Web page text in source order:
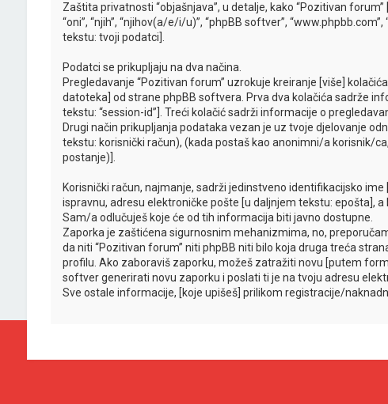
Zaštita privatnosti “objašnjava”, u detalje, kako “Pozitivan
“oni”, “njih”, “njihov(a/e/i/u)”, “phpBB softver”,
tekstu: tvoji podatci].
Podatci se prikupljaju na dva načina.
Pregledavanje “Pozitivan forum” uzrokuje kreiranje [više]
datoteka] od strane phpBB softvera. Prva dva kolačića sadrže
tekstu: “session-id”]. Treći kolačić sadrži informacije o
Drugi način prikupljanja podataka vezan je uz tvoje djelovanje
tekstu: korisnički račun), (kada postaš kao anonimni/a korisnik/
postanje)].
Korisnički račun, najmanje, sadrži jedinstveno identifikacijsko
ispravnu, adresu elektroničke pošte [u daljnjem tekstu: epošta],
Sam/a odlučuješ koje će od tih informacija biti javno dostupne.
Zaporka je zaštićena sigurnosnim mehanizmima, no,
da niti “Pozitivan forum” niti phpBB niti bilo koja druga treća
profilu. Ako zaboraviš zaporku, možeš zatražiti novu [putem
softver generirati novu zaporku i poslati ti je na tvoju adresu
Sve ostale informacije, [koje upišeš] prilikom registracije/